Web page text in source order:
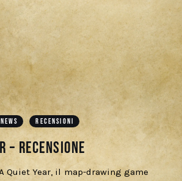
NEWS RECENSIONI
– Recensione
Quiet Year, il map-drawing game